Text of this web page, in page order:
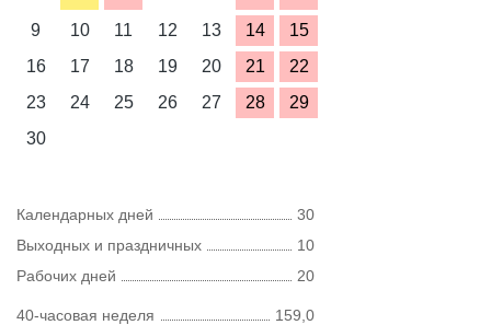
9
10 11 12 13 14
15
16
17 18 19 20 21
22
23
24 25 26 27 28
29
30
Календарных дней
30
Выходных и праздничных
10
Рабочих дней
20
40-часовая неделя
159,0